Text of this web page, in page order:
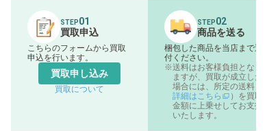
STEP01
買取申込
こちらのフォームから買取
申込を行います。
買取申し込み
買取について
STEP02
商品を送る
梱包した商品を当店まで送
付ください。
送料はお客様負担となり
ますが、買取が成立した
場合には、所定の送料（
詳細はこちら
）を買取
金額に上乗せしてお支払
いたします。